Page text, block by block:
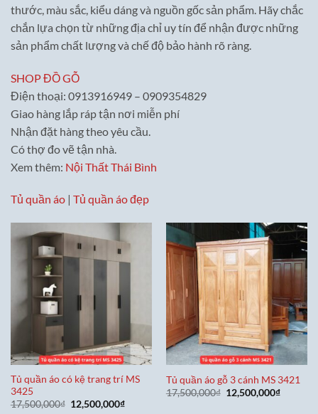
thước, màu sắc, kiểu dáng và nguồn gốc sản phẩm. Hãy chắc
chắn lựa chọn từ những địa chỉ uy tín để nhận được những
sản phẩm chất lượng và chế độ bảo hành rõ ràng.
SHOP ĐỒ GỖ
Điện thoại: 0913916949 – 0909354829
Giao hàng lắp ráp tận nơi miễn phí
Nhận đặt hàng theo yêu cầu.
Có thợ đo vẽ tận nhà.
Xem thêm: Nội Thất Thái Bình
Tủ quần áo | Tủ quần áo đẹp
Tủ quần áo có kệ trang trí MS
3425
17,500,000₫ Giá
12,500,000₫Giá
Tủ quần áo gỗ 3 cánh MS 3421
17,500,000₫ Giá
gốc
12,500,000₫Giá